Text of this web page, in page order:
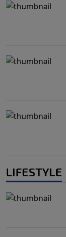
LIFESTYLE